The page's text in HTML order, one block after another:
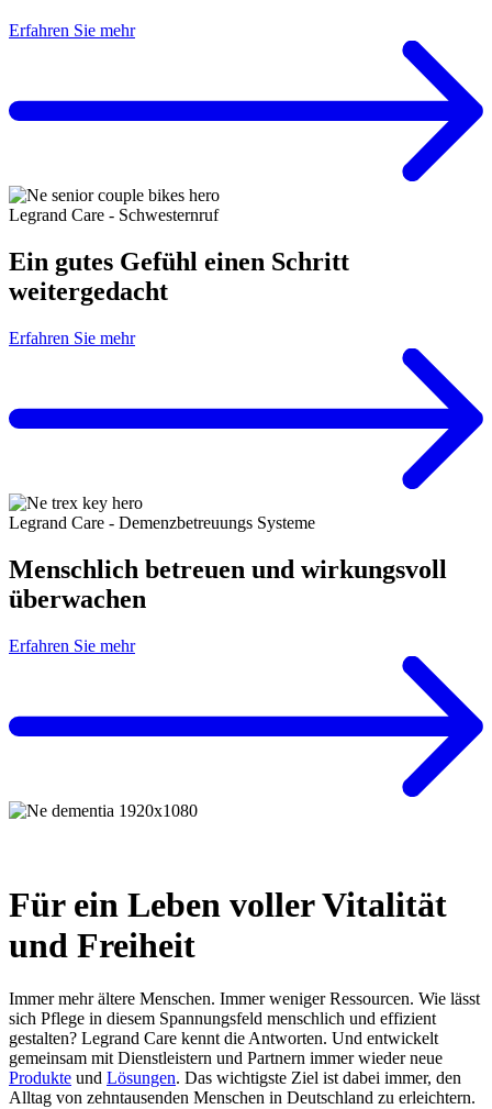
Erfahren Sie mehr
Legrand Care - Schwesternruf
Ein gutes Gefühl einen Schritt
weitergedacht
Erfahren Sie mehr
Legrand Care - Demenzbetreuungs Systeme
Menschlich betreuen und wirkungsvoll
überwachen
Erfahren Sie mehr
Für ein Leben voller Vitalität
und Freiheit
Immer mehr ältere Menschen. Immer weniger Ressourcen. Wie lässt
sich Pflege in diesem Spannungsfeld menschlich und effizient
gestalten? Legrand Care kennt die Antworten. Und entwickelt
gemeinsam mit Dienstleistern und Partnern immer wieder neue
Produkte und Lösungen. Das wichtigste Ziel ist dabei immer, den
Alltag von zehntausenden Menschen in Deutschland zu erleichtern.